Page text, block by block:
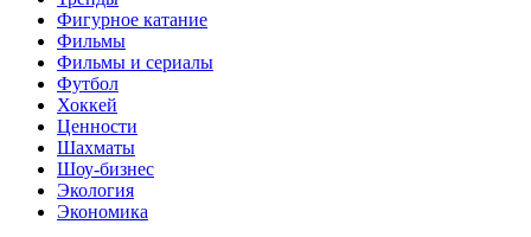
Фигурное катание
Фильмы
Фильмы и сериалы
Футбол
Хоккей
Ценности
Шахматы
Шоу-бизнес
Экология
Экономика